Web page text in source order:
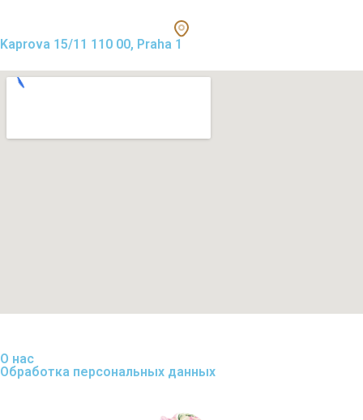
Kaprova 15/11 110 00, Praha 1
О нас
Обработка персональных данных